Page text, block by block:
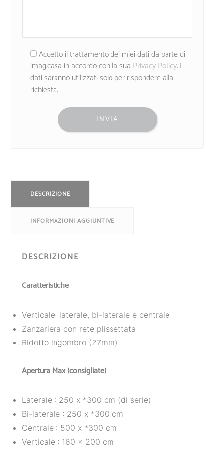
Accetto il trattamento dei miei dati da parte di
imag.casa in accordo con la sua Privacy Policy. I
dati saranno utilizzati solo per rispondere alla
richiesta.
DESCRIZIONE
INFORMAZIONI AGGIUNTIVE
DESCRIZIONE
Caratteristiche
Verticale, laterale, bi-laterale e centrale
Zanzariera con rete plissettata
Ridotto ingombro (27mm)
Apertura Max (consigliate)
Laterale : 250 x *300 cm (di serie)
Bi-laterale : 250 x *300 cm
Centrale : 500 x *300 cm
Verticale : 160 x 200 cm